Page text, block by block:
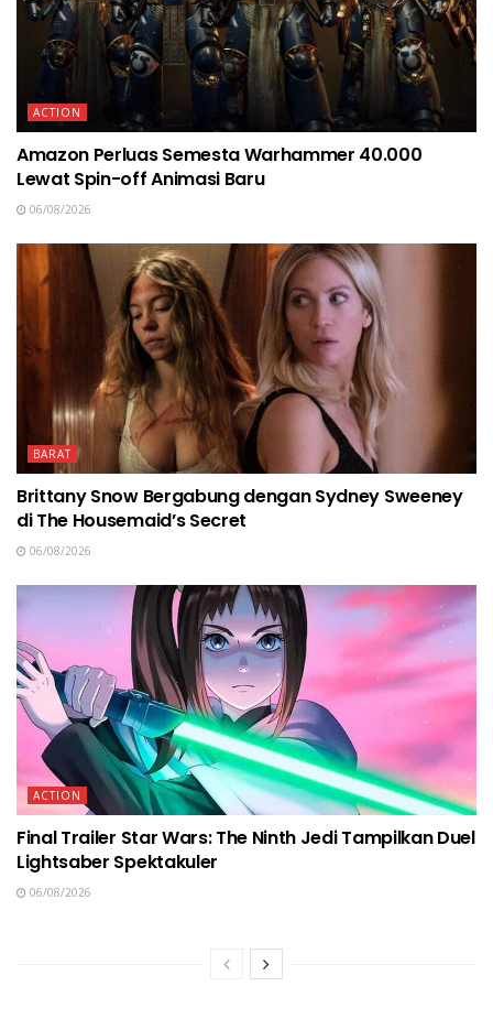
ACTION
Amazon Perluas Semesta Warhammer 40.000
Lewat Spin-off Animasi Baru
06/08/2026
BARAT
Brittany Snow Bergabung dengan Sydney Sweeney
di The Housemaid’s Secret
06/08/2026
ACTION
Final Trailer Star Wars: The Ninth Jedi Tampilkan Duel
Lightsaber Spektakuler
06/08/2026